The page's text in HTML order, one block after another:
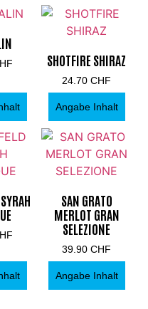
SHOTFIRE SHIRAZ
24.70CHF
Angabe Inhalt
SAN GRATO
MERLOT GRAN
SELEZIONE
39.90CHF
Angabe Inhalt